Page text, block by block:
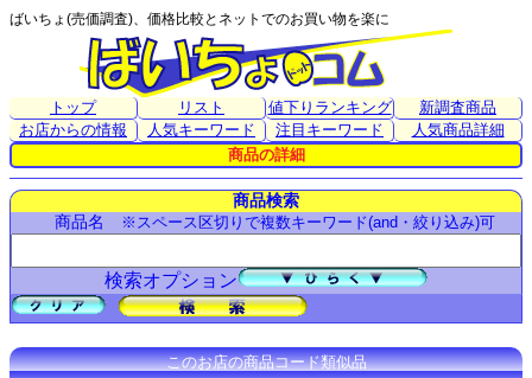
ばいちょ(売価調査)、価格比較とネットでのお買い物を楽に
トップ リスト 値下りランキング
新調査商品
お店からの情報
人気キーワード 注目キーワード
人気商品詳細
商品の詳細
商品検索
商品名
※スペース区切りで複数キーワード(and・絞り込み)可
検索オプション
このお店の商品コード類似品